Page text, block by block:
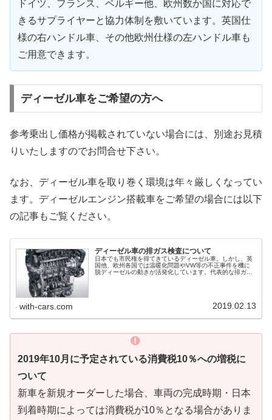
ドイツ、フランス、ベルギー他、欧州数か国に対応で
きるサプライヤーと協力体制を敷いています。英国仕
様の右ハンドル車、その他欧州仕様の左ハンドル車も
ご用意できます。
ディーゼル車をご希望の方へ
参考乗出し価格が掲載されていない場合には、別途お見積
りいたしますのでお問合せ下さい。
なお、ディーゼル車を取り巻く環境は年々厳しくなってい
ます。ディーゼルエンジン搭載車をご希望の場合には以下
の記事もご覧ください。
ディーゼル車の排ガス検査について
日本でも市民権を得てきているディーゼル車。しかし、英
国他、欧州各国では温暖化問題やVW等の不正事件を機に
脱ディーゼルの動きが活発化しています。代表的な排ガス
with-cars.com 2019.02.13
2019年10月に予定されている消費税10％への増税に
ついて
新車を新規オーダーした場合、車両の完成時期・日本
到着時期によっては消費税が10％となる場合がありま